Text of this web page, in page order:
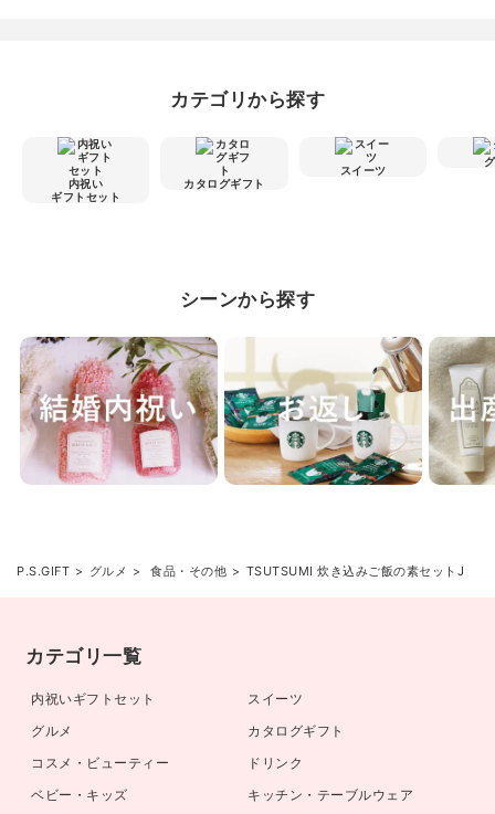
カテゴリから探す
内祝い
ギフトセット
カタログギフト
スイーツ
シーンから探す
P.S.GIFT グルメ 食品・その他 TSUTSUMI 炊き込みご飯の素セットJ
カテゴリ一覧
内祝いギフトセット
スイーツ
グルメ
カタログギフト
コスメ・ビューティー
ドリンク
ベビー・キッズ
キッチン・テーブルウェア